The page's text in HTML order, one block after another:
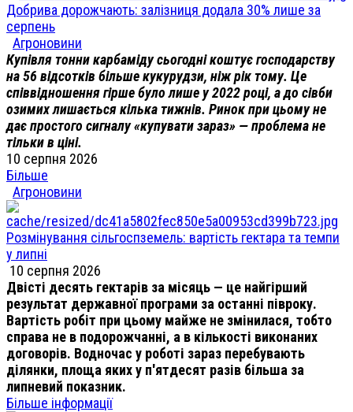
Добрива дорожчають: залізниця додала 30% лише за
серпень
Агроновини
Купівля тонни карбаміду сьогодні коштує господарству
на 56 відсотків більше кукурудзи, ніж рік тому. Це
співвідношення гірше було лише у 2022 році, а до сівби
озимих лишається кілька тижнів. Ринок при цьому не
дає простого сигналу «купувати зараз» — проблема не
тільки в ціні.
10 серпня 2026
Більше
Агроновини
Розмінування сільгоспземель: вартість гектара та темпи
у липні
10 серпня 2026
Двісті десять гектарів за місяць — це найгірший
результат державної програми за останні півроку.
Вартість робіт при цьому майже не змінилася, тобто
справа не в подорожчанні, а в кількості виконаних
договорів. Водночас у роботі зараз перебувають
ділянки, площа яких у п'ятдесят разів більша за
липневий показник.
Більше інформації